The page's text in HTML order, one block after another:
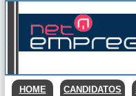
HOME CANDIDATOS